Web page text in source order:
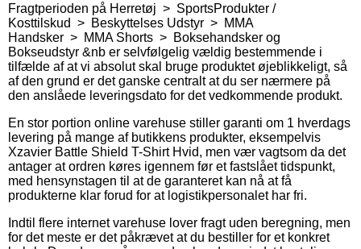
Fragtperioden på Herretøj > SportsProdukter /
Kosttilskud > Beskyttelses Udstyr > MMA
Handsker > MMA Shorts > Boksehandsker og
Bokseudstyr &nb er selvfølgelig vældig bestemmende i
tilfælde af at vi absolut skal bruge produktet øjeblikkeligt, så
af den grund er det ganske centralt at du ser nærmere på
den anslåede leveringsdato for det vedkommende produkt.
En stor portion online varehuse stiller garanti om 1 hverdags
levering på mange af butikkens produkter, eksempelvis
Xzavier Battle Shield T-Shirt Hvid, men vær vagtsom da det
antager at ordren køres igennem før et fastslået tidspunkt,
med hensynstagen til at de garanteret kan nå at få
produkterne klar forud for at logistikpersonalet har fri.
Indtil flere internet varehuse lover fragt uden beregning, men
for det meste er det påkrævet at du bestiller for et konkret